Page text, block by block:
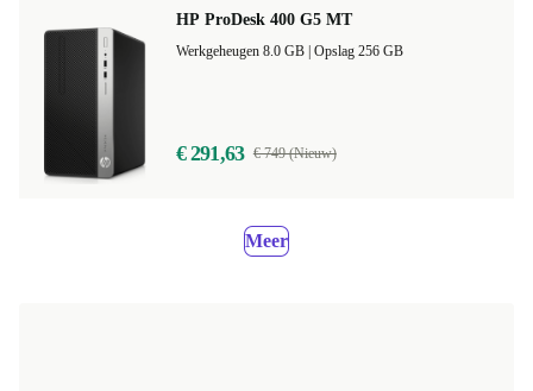
HP ProDesk 400 G5 MT
Opslag 256 GB
€ 291,63 € 749 (Nieuw)
Meer